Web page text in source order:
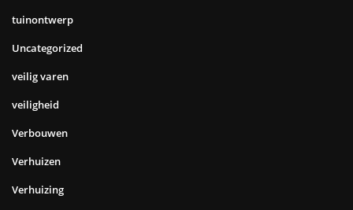
tuinontwerp
Uncategorized
veilig varen
veiligheid
Verbouwen
Verhuizen
Verhuizing